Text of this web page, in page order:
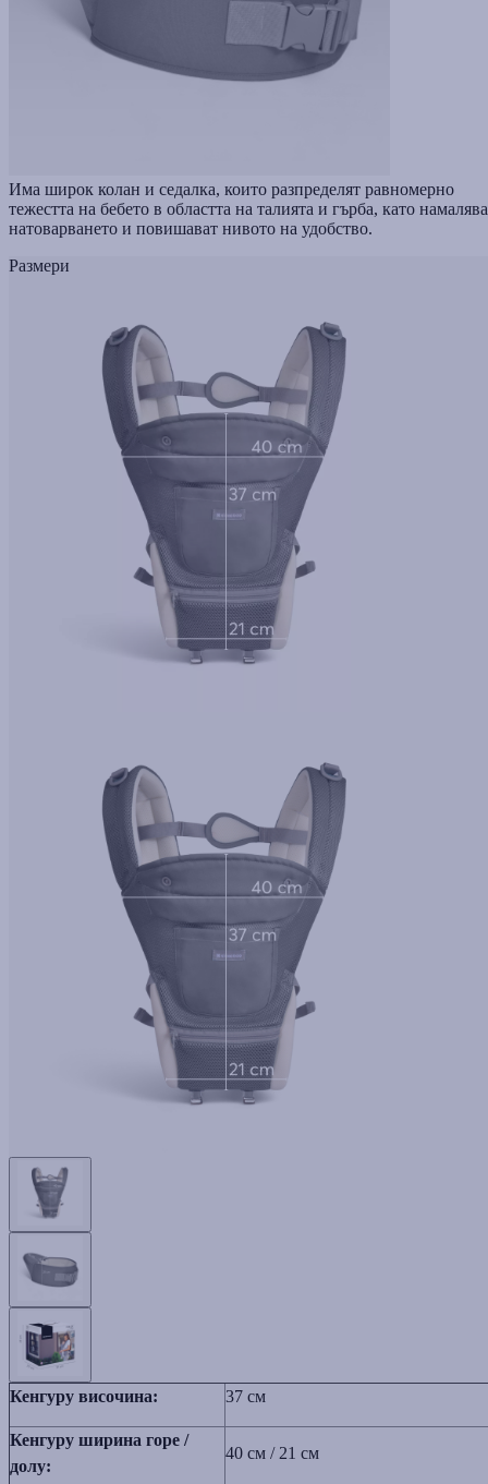
Има широк колан и седалка, които разпределят равномерно
тежестта на бебето в областта на талията и гърба, като
натоварването и повишават нивото на удобство.
Размери
Кенгуру височина: 37 см
Кенгуру ширина горе /
долу:
40 см / 21 см